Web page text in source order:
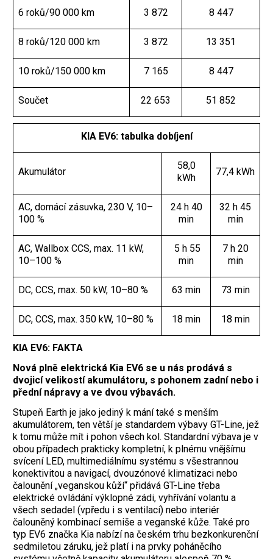
6 roků/90 000 km 3 872 8 447
8 roků/120 000 km 3 872 13 351
10 roků/150 000 km 7 165 8 447
Součet 22 653 51 852
KIA EV6: tabulka dobíjení
Akumulátor
58,0
kWh
77,4 kWh
AC, domácí zásuvka, 230 V, 10–
100 %
24 h 40
min
32 h 45
min
AC, Wallbox CCS, max. 11 kW,
10–100 %
5 h 55
min
7 h 20
min
DC, CCS, max. 50 kW, 10–80 % 63 min 73 min
DC, CCS, max. 350 kW, 10–80 % 18 min 18 min
KIA EV6: FAKTA
Nová plně elektrická Kia EV6 se u nás prodává s
dvojicí velikostí akumulátoru, s pohonem zadní nebo i
přední nápravy a ve dvou výbavách.
Stupeň Earth je jako jediný k mání také s menším
akumulátorem, ten větší je standardem výbavy GT-Line, jež
k tomu může mít i pohon všech kol. Standardní výbava je v
obou případech prakticky kompletní, k plnému vnějšímu
svícení LED, multimediálnímu systému s všestrannou
konektivitou a navigací, dvouzónové klimatizaci nebo
čalounění „veganskou kůží“ přidává GT-Line třeba
elektrické ovládání výklopné zádi, vyhřívání volantu a
všech sedadel (vpředu i s ventilací) nebo interiér
čalouněný kombinací semiše a veganské kůže. Také pro
typ EV6 značka Kia nabízí na českém trhu bezkonkurenční
sedmiletou záruku, jež platí i na prvky poháněcího